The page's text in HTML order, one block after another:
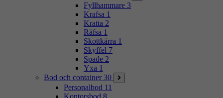
Fyllhammare 3
Krafsa 1
Kratta 2
Räfsa 1
Skottkärra 1
Skyffel 7
Spade 2
Yxa 1
Bod och container 30
Personalbod 11
Kontorsbod 8